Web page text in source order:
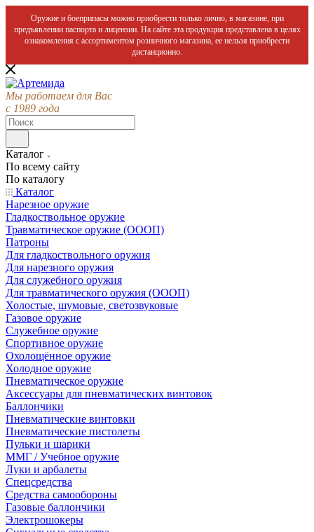
Оружие и боеприпасы можно приобрести только лично, в магазине, при
предъявлении паспорта и лицензии. На сайте эта продукция представлена в целях
ознакомления с ассортиментом розничного магазина, ее нельзя приобрести
дистанционно.
Мы работаем для Вас
с 1989 года
Каталог
По всему сайту
По каталогу
Каталог
Нарезное оружие
Гладкоствольное оружие
Травматическое оружие (ОООП)
Патроны
Для гладкоствольного оружия
Для нарезного оружия
Для служебного оружия
Для травматического оружия (ОООП)
Холостые, шумовые, светозвуковые
Газовое оружие
Служебное оружие
Спортивное оружие
Охолощённое оружие
Холодное оружие
Пневматическое оружие
Аксессуары для пневматических винтовок
Баллончики
Пневматические винтовки
Пневматические пистолеты
Пульки и шарики
ММГ / Учебное оружие
Луки и арбалеты
Спецсредства
Средства самообороны
Газовые баллончики
Электрошокеры